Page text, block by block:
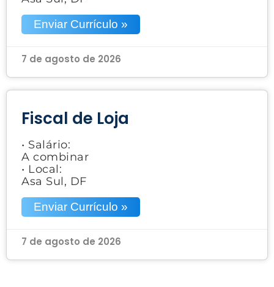
Enviar Currículo »
7 de agosto de 2026
Fiscal de Loja
• Salário:
A combinar
• Local:
Asa Sul, DF
Enviar Currículo »
7 de agosto de 2026